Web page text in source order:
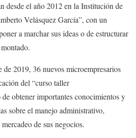
desde el año 2012 en la Institución de
Velásquez García”, con un
a marchar sus ideas o de estructurar
de 2019, 36 nuevos microempresarios
del “curso taller
obtener importantes conocimientos y
sobre el manejo administrativo,
de sus negocios.